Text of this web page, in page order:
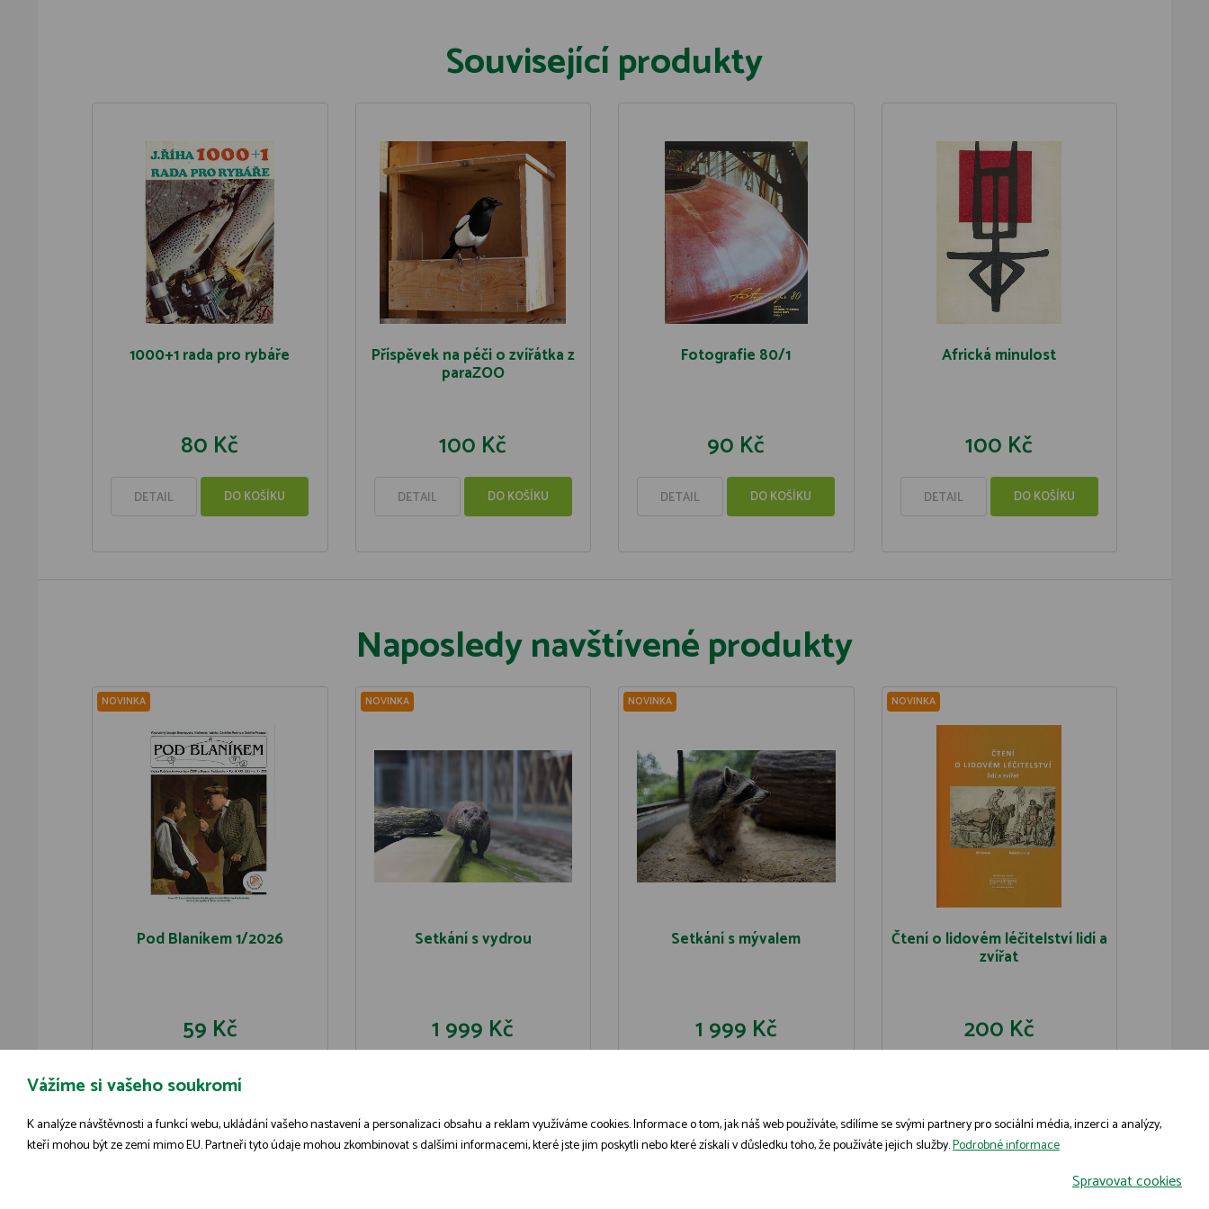
Související produkty
1000+1 rada pro rybáře
80 Kč
DETAIL DO KOŠÍKU
Příspěvek na péči o zvířátka z
paraZOO
100 Kč
DETAIL DO KOŠÍKU
Fotografie 80/1
90 Kč
DETAIL DO KOŠÍKU
Africká minulost
100 Kč
DETAIL DO KOŠÍKU
Naposledy navštívené produkty
NOVINKA
Pod Blaníkem 1/2026
59 Kč
DETAIL DO KOŠÍKU
NOVINKA
Setkání s vydrou
1 999 Kč
NOVINKA
Setkání s mývalem
1 999 Kč
NOVINKA
Čtení o lidovém léčitelství lidí a
zvířat
200 Kč
Vážíme si vašeho soukromí
K analýze návštěvnosti a funkcí webu, ukládání vašeho nastavení a personalizaci obsahu a reklam využíváme cookies. Informace o tom, jak náš web používáte, sdílíme se svými partnery pro sociální média, inzerci a analýzy,
kteří mohou být ze zemí mimo EU. Partneři tyto údaje mohou zkombinovat s dalšími informacemi, které jste jim poskytli nebo které získali v důsledku toho, že používáte jejich služby.Podrobné informace
Spravovat cookies